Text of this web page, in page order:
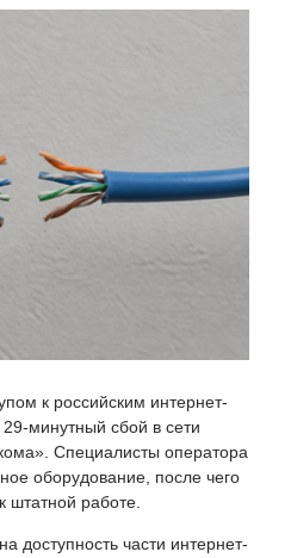
к российским интернет-
29-минутный сбой в сети
Специалисты оператора
оборудование, после чего
штатной работе.
доступность части интернет-